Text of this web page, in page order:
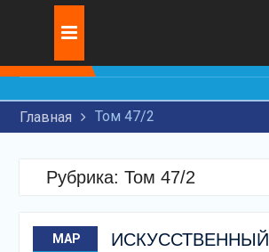
к
Журнал:
СОВРЕМЕННЫХ
НАНЕСЕНИЯ
ИЗНОСОСТОЙКИХ
МАШИН
ИСКУССТВЕННЫЙ
ПРОБЛЕМЫ
Главная Том 47/2
Рубрика: Том 47/2
МАР
ИСКУССТВЕННЫЙ